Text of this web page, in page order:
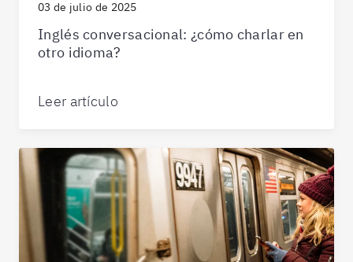
03 de julio de 2025
Inglés conversacional: ¿cómo charlar en
otro idioma?
Leer artículo